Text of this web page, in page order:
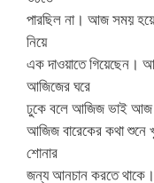
পারছিল না। আজ সময়
নিয়ে
এক দাওয়াতে গিয়েছেন।
আজিজের ঘরে
ঢুকে বলে আজিজ ভাই আজ
আজিজ বারেকের কথা শুনে
শোনার
জন্য আনচান করতে